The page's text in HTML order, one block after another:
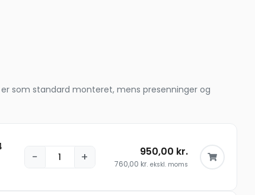
som standard monteret, mens presenninger og
− + 950,00 kr.
760,00 kr. ekskl. moms